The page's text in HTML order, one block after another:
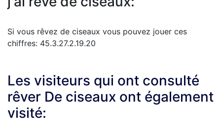
Si vous rêvez de ciseaux vous pouvez jouer ces
chiffres: 45.3.27.2.19.20
Les visiteurs qui ont consulté
rêver De ciseaux ont également
visité: